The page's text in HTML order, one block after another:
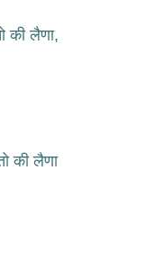
की लैणा,
की लैणा